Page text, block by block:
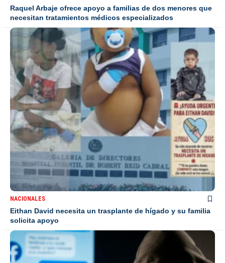
Raquel Arbaje ofrece apoyo a familias de dos menores que
necesitan tratamientos médicos especializados
NACIONALES
Eithan David necesita un trasplante de hígado y su familia
solicita apoyo